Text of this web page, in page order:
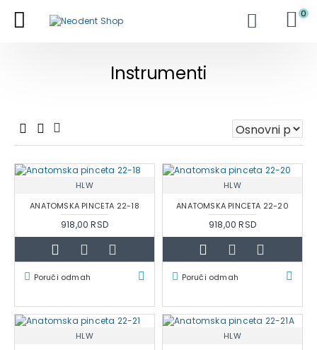
0
Instrumenti
HLW
ANATOMSKA PINCETA 22-18
918,00 RSD
Poruči odmah
HLW
ANATOMSKA PINCETA 22-20
918,00 RSD
Poruči odmah
HLW
HLW